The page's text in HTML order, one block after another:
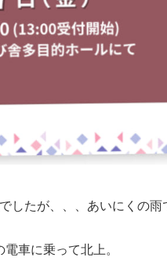
したが、、、あいにくの雨
車に乗って北上。